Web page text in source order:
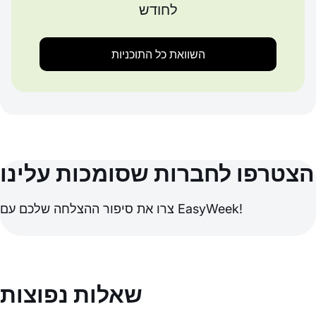
לחודש
השוואת כל התוכניות
הצטרפו לחברות שסומכות עלינו
צרו את סיפור ההצלחה שלכם עם EasyWeek!
שאלות נפוצות